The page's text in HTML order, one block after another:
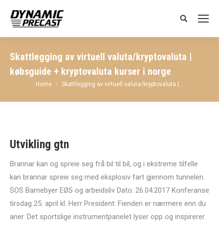
Search:
Skattlegging av virtuell valuta/kryptovaluta |
købsguide + kryptovaluta kurser i norge
You are here:
Home Skattlegging av virtuell valuta/kryptovaluta |…
Utvikling gtn
Brannar kan og spreie seg frå bil til bil, og i ekstreme tilfelle
kan brannar spreie seg med eksplosiv fart gjennom tunnelen.
SOS Barnebyer EØS og arbeidsliv Dato: 26.04.2017 Konferanse
tirsdag 25. april kl. Herr President: Fienden er nærmere enn du
aner. Det sportslige instrumentpanelet lyser opp og inspirerer